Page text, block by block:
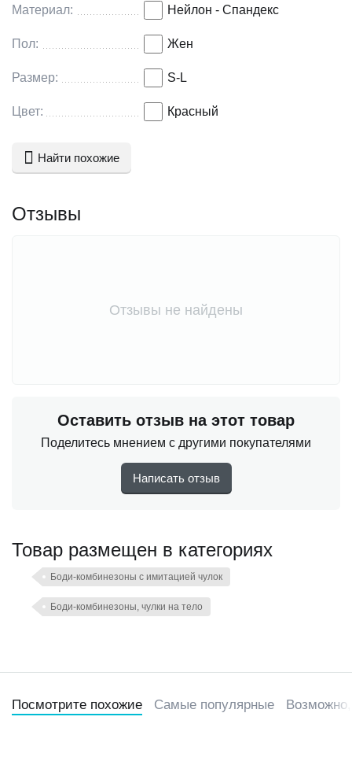
Материал: Нейлон - Спандекс
Пол: Жен
Размер: S-L
Цвет: Красный
Найти похожие
Отзывы
Отзывы не найдены
Оставить отзыв на этот товар
Поделитесь мнением с другими покупателями
Написать отзыв
Товар размещен в категориях
Боди-комбинезоны с имитацией чулок
Боди-комбинезоны, чулки на тело
Посмотрите похожие Самые популярные Возможно,